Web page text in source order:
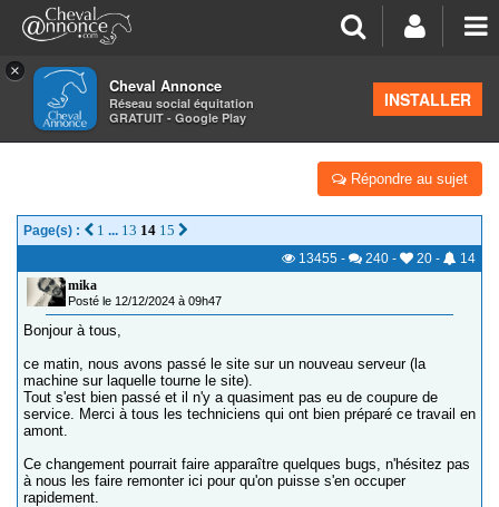
×
Cheval Annonce
Réseau social équitation
GRATUIT - Google Play
INSTALLER
>Discussions générales
CHANGEMENT DE SERVEUR POUR LE SITE
Répondre au sujet
Page(s) : 1 ... 13 14 15
13455 - 240 - 20 -
14
mika
Posté le 12/12/2024 à 09h47
Bonjour à tous,
ce matin, nous avons passé le site sur un nouveau serveur (la
machine sur laquelle tourne le site).
Tout s'est bien passé et il n'y a quasiment pas eu de coupure de
service. Merci à tous les techniciens qui ont bien préparé ce travail en
amont.
Ce changement pourrait faire apparaître quelques bugs, n'hésitez pas
à nous les faire remonter ici pour qu'on puisse s'en occuper
rapidement.